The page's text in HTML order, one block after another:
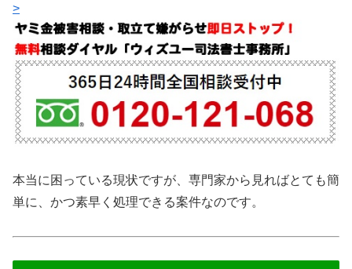
>
本当に困っている現状ですが、専門家から見ればとても簡
単に、かつ素早く処理できる案件なのです。